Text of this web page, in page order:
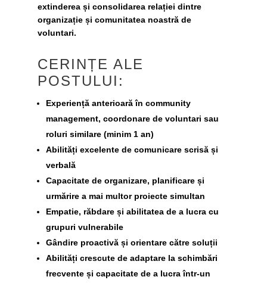
extinderea și consolidarea relației dintre
organizație și comunitatea noastră de
voluntari.
CERINȚE ALE
POSTULUI:
Experiență anterioară în community
management, coordonare de voluntari sau
roluri similare (minim 1 an)
Abilități excelente de comunicare scrisă și
verbală
Capacitate de organizare, planificare și
urmărire a mai multor proiecte simultan
Empatie, răbdare și abilitatea de a lucra cu
grupuri vulnerabile
Gândire proactivă și orientare către soluții
Abilități crescute de adaptare la schimbări
frecvente și capacitate de a lucra într-un